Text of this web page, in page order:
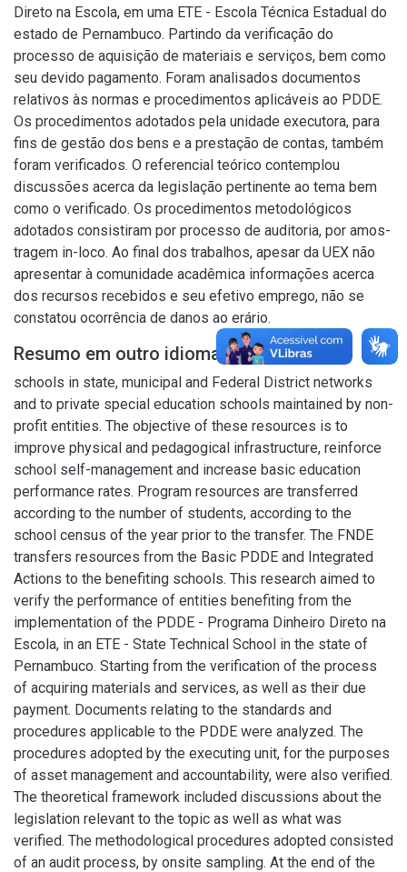
Direto na Escola, em uma ETE - Escola Técnica Estadual do
estado de Pernambuco. Partindo da verificação do
processo de aquisição de materiais e serviços, bem como
seu devido pagamento. Foram analisados documentos
relativos às normas e procedimentos aplicáveis ao PDDE.
Os procedimentos adotados pela unidade executora, para
fins de gestão dos bens e a prestação de contas, também
foram verificados. O referencial teórico contemplou
discussões acerca da legislação pertinente ao tema bem
como o verificado. Os procedimentos metodológicos
adotados consistiram por processo de auditoria, por amos-
tragem in-loco. Ao final dos trabalhos, apesar da UEX não
apresentar à comunidade acadêmica informações acerca
dos recursos recebidos e seu efetivo emprego, não se
constatou ocorrência de danos ao erário.
Resumo em outro idioma
schools in state, municipal and Federal District networks
and to private special education schools maintained by non-
profit entities. The objective of these resources is to
improve physical and pedagogical infrastructure, reinforce
school self-management and increase basic education
performance rates. Program resources are transferred
according to the number of students, according to the
school census of the year prior to the transfer. The FNDE
transfers resources from the Basic PDDE and Integrated
Actions to the benefiting schools. This research aimed to
verify the performance of entities benefiting from the
implementation of the PDDE - Programa Dinheiro Direto na
Escola, in an ETE - State Technical School in the state of
Pernambuco. Starting from the verification of the process
of acquiring materials and services, as well as their due
payment. Documents relating to the standards and
procedures applicable to the PDDE were analyzed. The
procedures adopted by the executing unit, for the purposes
of asset management and accountability, were also verified.
The theoretical framework included discussions about the
legislation relevant to the topic as well as what was
verified. The methodological procedures adopted consisted
of an audit process, by onsite sampling. At the end of the